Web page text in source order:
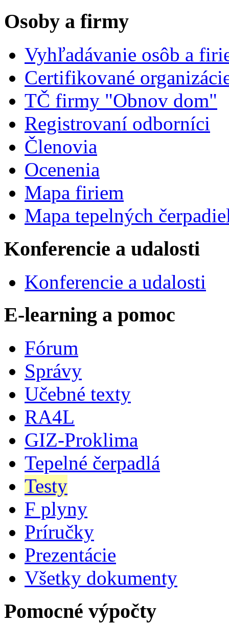
Osoby a firmy
Vyhľadávanie osôb a
Certifikované
TČ firmy "Obnov dom"
Registrovaní odborníci
Členovia
Ocenenia
Mapa firiem
Mapa tepelných
Konferencie a udalosti
Konferencie a udalosti
E-learning a pomoc
Fórum
Správy
Učebné texty
RA4L
GIZ-Proklima
Tepelné čerpadlá
Testy
F plyny
Príručky
Prezentácie
Všetky dokumenty
Pomocné výpočty